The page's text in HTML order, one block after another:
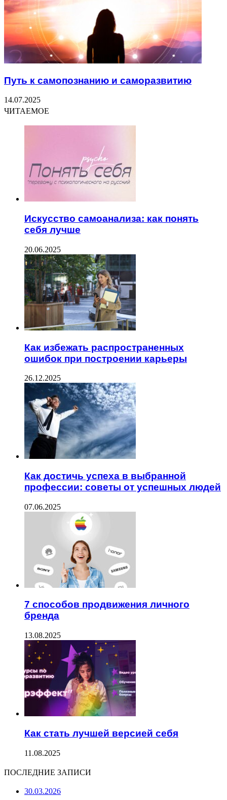
Путь к самопознанию и саморазвитию
14.07.2025
ЧИТАЕМОЕ
Искусство самоанализа: как понять
себя лучше
20.06.2025
Как избежать распространенных
ошибок при построении карьеры
26.12.2025
Как достичь успеха в выбранной
профессии: советы от успешных людей
07.06.2025
7 способов продвижения личного
бренда
13.08.2025
Как стать лучшей версией себя
11.08.2025
ПОСЛЕДНИЕ ЗАПИСИ
30.03.2026